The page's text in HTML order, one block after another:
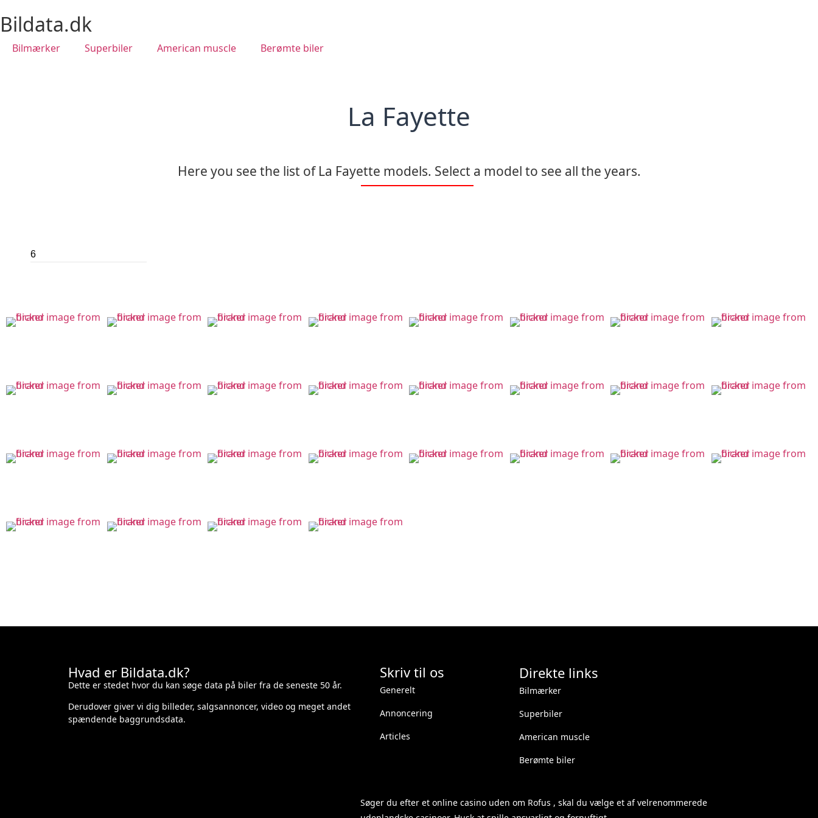
Bildata.dk
Bilmærker Superbiler American muscle Berømte biler
La Fayette
Here you see the list of La Fayette models. Select a model to see all the years.
6
Hvad er Bildata.dk?
Dette er stedet hvor du kan søge data på biler fra de seneste 50 år.
Derudover giver vi dig billeder, salgsannoncer, video og meget andet
spændende baggrundsdata.
Skriv til os
Generelt
Annoncering
Articles
Direkte links
Bilmærker
Superbiler
American muscle
Berømte biler
Søger du efter et online casino uden om Rofus , skal du vælge et af velrenommerede